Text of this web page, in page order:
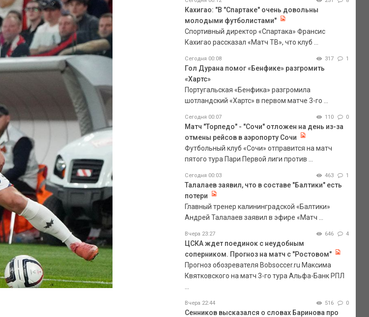
Кахигао: "В "Спартаке" очень довольны
молодыми футболистами"
Спортивный директор «Спартака» Франсис
Кахигао рассказал «Матч ТВ», что клуб ...
Сегодня 00:08 317 1
Гол Дурана помог «Бенфике» разгромить
«Хартс»
Португальская «Бенфика» разгромила
шотландский «Хартс» в первом матче 3-го ...
Сегодня 00:07 110 0
Матч "Торпедо" - "Сочи" отложен на день из-за
отмены рейсов в аэропорту Сочи
Футбольный клуб «Сочи» отправится на матч
пятого тура Пари Первой лиги против ...
Сегодня 00:03 463 1
Талалаев заявил, что в составе "Балтики" есть
потери
Главный тренер калининградской «Балтики»
Андрей Талалаев заявил в эфире «Матч ...
Вчера 23:27 646 4
ЦСКА ждет поединок с неудобным
соперником. Прогноз на матч с "Ростовом"
Прогноз обозревателя Bobsoccer.ru Максима
Квятковского на матч 3-го тура Альфа-Банк РПЛ
Вчера 22:44 516 0
Сенников высказался о словах Баринова про